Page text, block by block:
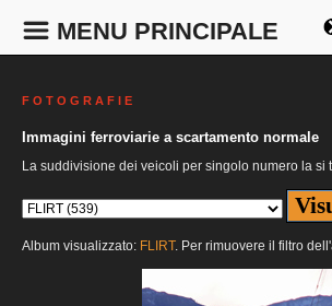
MENU PRINCIPALE
F O T O G R A F I E
Immagini ferroviarie a scartamento normale
La suddivisione dei veicoli per singolo numero la si
Album visualizzato: FLIRT. Per rimuovere il filtro